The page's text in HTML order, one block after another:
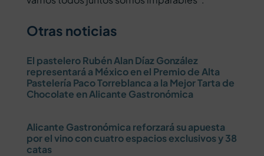
Otras noticias
El pastelero Rubén Alan Díaz González
representará a México en el Premio de Alta
Pastelería Paco Torreblanca a la Mejor Tarta de
Chocolate en Alicante Gastronómica
Alicante Gastronómica reforzará su apuesta
por el vino con cuatro espacios exclusivos y 38
catas